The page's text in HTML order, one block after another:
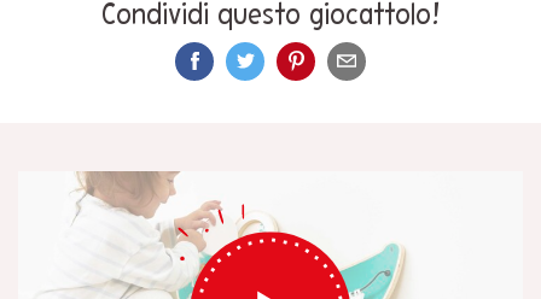
Condividi questo giocattolo!